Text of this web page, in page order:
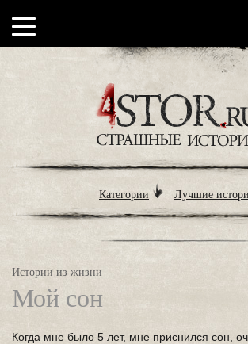
Категории Лучшие
Истории из жизни
Мой сон
Когда мне было 5 лет, мне приснился сон,